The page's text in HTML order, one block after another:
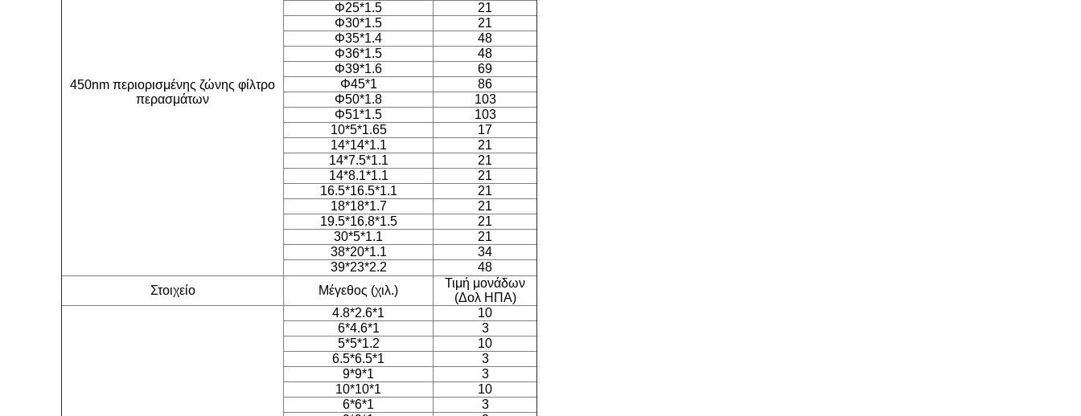
450nm περιορισμένης ζώνης φίλτρο
περασμάτων
Φ25*1.5
21
Φ30*1.5
21
Φ35*1.4
48
Φ36*1.5
48
Φ39*1.6
69
Φ45*1
86
Φ50*1.8
103
Φ51*1.5
103
10*5*1.65
17
14*14*1.1
21
14*7.5*1.1
21
14*8.1*1.1
21
16.5*16.5*1.1
21
18*18*1.7
21
19.5*16.8*1.5
21
30*5*1.1
21
38*20*1.1
34
39*23*2.2
48
Στοιχείο
Μέγεθος (χιλ.)
Τιμή μονάδων
(Δολ ΗΠΑ)
4.8*2.6*1
10
6*4.6*1
3
5*5*1.2
10
6.5*6.5*1
3
9*9*1
3
10*10*1
10
6*6*1
3